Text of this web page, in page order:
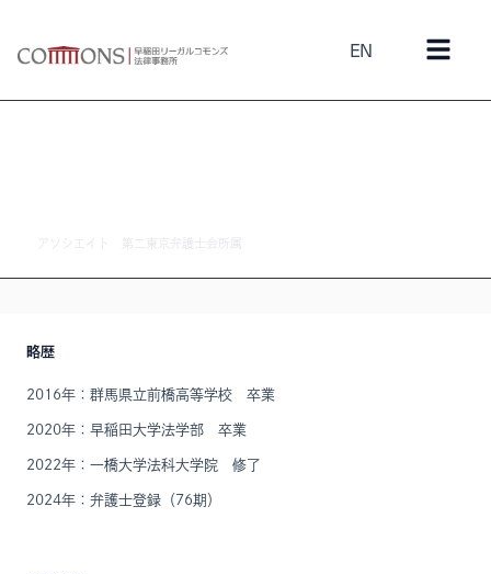
EN
アソシエイト 第二東京弁護士会所属
略歴
2016年：群馬県立前橋高等学校 卒業
2020年：早稲田大学法学部 卒業
2022年：一橋大学法科大学院 修了
2024年：弁護士登録（76期）